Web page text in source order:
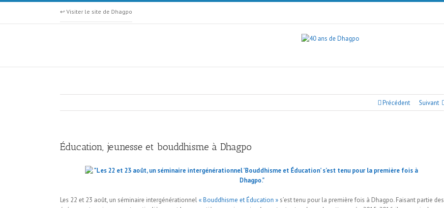
↩ Visiter le site de Dhagpo
Précédent Suivant
Éducation, jeunesse et bouddhisme à Dhagpo
Les 22 et 23 août, un séminaire intergénérationnel« Bouddhisme et Éducation »s’est tenu pour la première fois à Dhagpo. Faisant partie des